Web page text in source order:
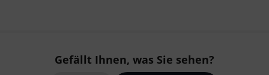
Gefällt Ihnen, was Sie sehen?